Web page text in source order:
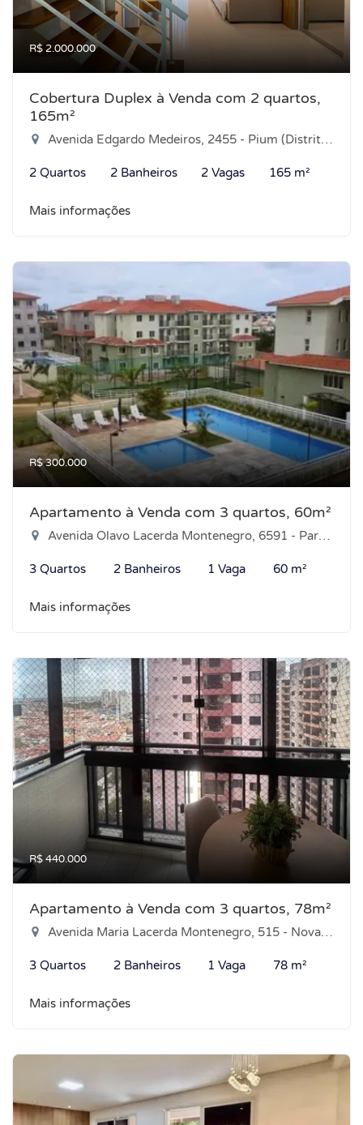
R$ 2.000.000
Cobertura Duplex à Venda com 2 quartos,
165m²
Avenida Edgardo Medeiros, 2455 - Pium (Distrito Litoral), Parnamirim-RN
2 Quartos 2 Banheiros 2 Vagas 165 m²
Mais informações
R$ 300.000
Apartamento à Venda com 3 quartos, 60m²
Avenida Olavo Lacerda Montenegro, 6591 - Parque das Árvores, Parnamirim-RN
3 Quartos 2 Banheiros 1 Vaga 60 m²
Mais informações
R$ 440.000
Apartamento à Venda com 3 quartos, 78m²
Avenida Maria Lacerda Montenegro, 515 - Nova Parnamirim, Parnamirim-RN
3 Quartos 2 Banheiros 1 Vaga 78 m²
Mais informações